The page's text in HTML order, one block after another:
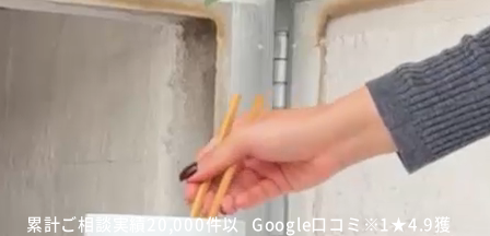
累計ご相談実績20,000件以 Google口コミ ※1 ★4.9獲